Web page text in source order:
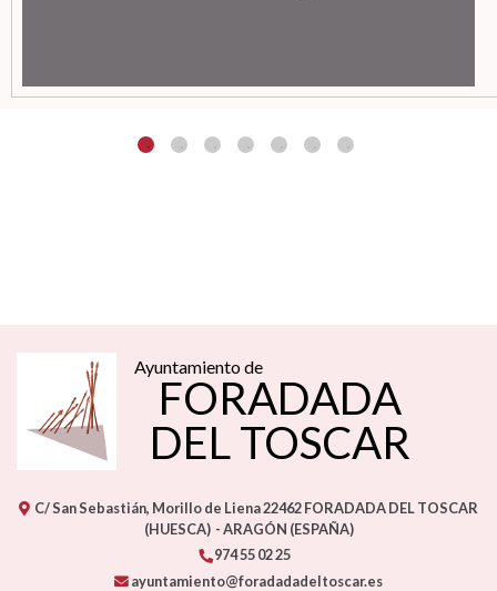
Ayuntamiento de
FORADADA
DEL TOSCAR
C/ San Sebastián, Morillo de Liena22462FORADADA DEL TOSCAR
(HUESCA) - ARAGÓN (ESPAÑA)
974 55 02 25
ayuntamiento@foradadadeltoscar.es